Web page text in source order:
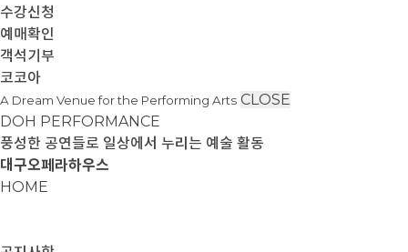
수강신청
예매확인
객석기부
코코아
A Dream Venue for the Performing Arts CLOSE
DOH PERFORMANCE
풍성한 공연들로 일상에서 누리는 예술 활동
대구오페라하우스
HOME